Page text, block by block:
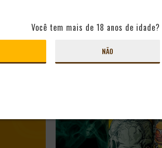
Você tem mais de 18 anos de idade?
NÃO